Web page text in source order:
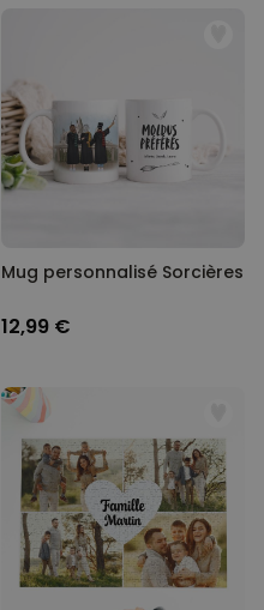
Mug personnalisé Sorcières
12,99 €